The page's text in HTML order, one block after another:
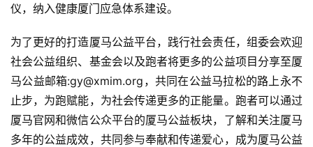
选
运
动
集
仪，纳入健康厦门应急体系建设。
为了更好的打造厦马公益平台，践行社会责任，组委会欢迎
社会公益组织、基金会以及跑者将更多的公益项目分享至厦
马公益邮箱:gy@xmim.org，共同在公益马拉松的路上永不
止步，为跑赋能，为社会传递更多的正能量。跑者可以通过
厦马官网和微信公众平台的厦马公益板块，了解和关注厦马
多年的公益成效，共同参与奉献和传递爱心，成为厦马公益